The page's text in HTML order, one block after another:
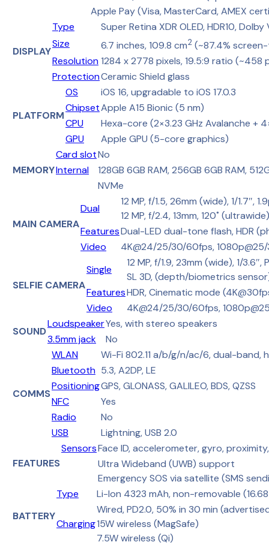
Apple Pay (Visa, MasterCard, AMEX
DISPLAY
Type
Super Retina XDR OLED, HDR10,
Size
6.7 inches, 109.8 cm2 (~87.4%
Resolution1284 x 2778 pixels, 19.5:9 ratio (~458
ProtectionCeramic Shield glass
PLATFORM
OS
iOS 16, upgradable to iOS 17.0.3
ChipsetApple A15 Bionic (5 nm)
CPU
Hexa-core (2×3.23 GHz Avalanche +
GPU
Apple GPU (5-core graphics)
MEMORY
Card slotNo
Internal
128GB 6GB RAM, 256GB 6GB RAM,
NVMe
MAIN CAMERA
Dual
12 MP, f/1.5, 26mm (wide), 1/1.7″,
12 MP, f/2.4, 13mm, 120˚ (ultrawide)
FeaturesDual-LED dual-tone flash, HDR
Video
4K@24/25/30/60fps,
SELFIE CAMERA
Single
12 MP, f/1.9, 23mm (wide), 1/3.6″,
SL 3D, (depth/biometrics
FeaturesHDR, Cinematic mode
Video
4K@24/25/30/60fps,
SOUND
LoudspeakerYes, with stereo speakers
3.5mm jack
No
COMMS
WLAN
Wi-Fi 802.11 a/b/g/n/ac/6, dual-band,
Bluetooth 5.3, A2DP, LE
PositioningGPS, GLONASS, GALILEO, BDS, QZSS
NFC
Yes
Radio
No
USB
Lightning, USB 2.0
FEATURES
SensorsFace ID, accelerometer, gyro,
Ultra Wideband (UWB) support
Emergency SOS via satellite (SMS
BATTERY
Type Li-Ion 4323 mAh, non-removable
Charging
Wired, PD2.0, 50% in 30 min
15W wireless (MagSafe)
7.5W wireless (Qi)